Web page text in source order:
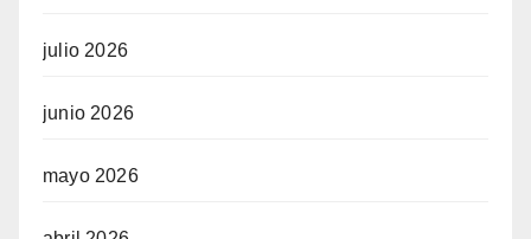
julio 2026
junio 2026
mayo 2026